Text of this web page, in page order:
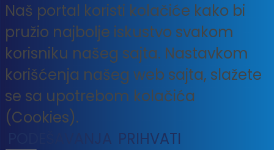
Naš portal koristi kolačiće kako bi
pružio najbolje iskustvo svakom
korisniku našeg sajta. Nastavkom
korišćenja našeg web sajta, slažete
se sa upotrebom kolačića
(Cookies).
PODEŠAVANJA PRIHVATI